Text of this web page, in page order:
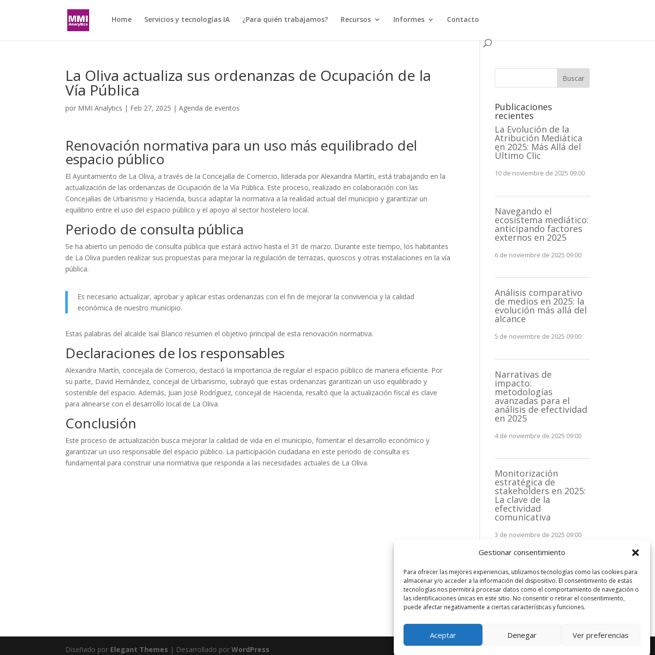
Gestionar consentimiento
Para ofrecer las mejores experiencias, utilizamos tecnologías como las cookies para
almacenar y/o acceder a la información del dispositivo. El consentimiento de estas
tecnologías nos permitirá procesar datos como el comportamiento de navegación o
las identificaciones únicas en este sitio. No consentir o retirar el consentimiento,
puede afectar negativamente a ciertas características y funciones.
Aceptar Denegar Ver preferencias
Home Servicios y tecnologías IA ¿Para quién trabajamos? Recursos Informes Contacto
La Oliva actualiza sus ordenanzas de Ocupación de la
Vía Pública
por MMI Analytics | Feb 27, 2025 |Agenda de eventos
Renovación normativa para un uso más equilibrado del
espacio público
El Ayuntamiento de La Oliva, a través de la Concejalía de Comercio, liderada por Alexandra Martín, está trabajando en la
actualización de las ordenanzas de Ocupación de la Vía Pública. Este proceso, realizado en colaboración con las
Concejalías de Urbanismo y Hacienda, busca adaptar la normativa a la realidad actual del municipio y garantizar un
equilibrio entre el uso del espacio público y el apoyo al sector hostelero local.
Periodo de consulta pública
Se ha abierto un periodo de consulta pública que estará activo hasta el 31 de marzo. Durante este tiempo, los habitantes
de La Oliva pueden realizar sus propuestas para mejorar la regulación de terrazas, quioscos y otras instalaciones en la vía
pública.
Es necesario actualizar, aprobar y aplicar estas ordenanzas con el fin de mejorar la convivencia y la calidad
económica de nuestro municipio.
Estas palabras del alcalde Isaí Blanco resumen el objetivo principal de esta renovación normativa.
Declaraciones de los responsables
Alexandra Martín, concejala de Comercio, destacó la importancia de regular el espacio público de manera eficiente. Por
su parte, David Hernández, concejal de Urbanismo, subrayó que estas ordenanzas garantizan un uso equilibrado y
sostenible del espacio. Además, Juan José Rodríguez, concejal de Hacienda, resaltó que la actualización fiscal es clave
para alinearse con el desarrollo local de La Oliva.
Conclusión
Este proceso de actualización busca mejorar la calidad de vida en el municipio, fomentar el desarrollo económico y
garantizar un uso responsable del espacio público. La participación ciudadana en este periodo de consulta es
fundamental para construir una normativa que responda a las necesidades actuales de La Oliva.
Buscar
Publicaciones
recientes
La Evolución de la
Atribución Mediática
en 2025: Más Allá del
Último Clic
10 de noviembre de 2025 09:00
Navegando el
ecosistema mediático:
anticipando factores
externos en 2025
6 de noviembre de 2025 09:00
Análisis comparativo
de medios en 2025: la
evolución más allá del
alcance
5 de noviembre de 2025 09:00
Narrativas de
impacto:
metodologías
avanzadas para el
análisis de efectividad
en 2025
4 de noviembre de 2025 09:00
Monitorización
estratégica de
stakeholders en 2025:
La clave de la
efectividad
comunicativa
3 de noviembre de 2025 09:00
Comentarios
recientes
No hay comentarios que
mostrar.
Diseñado por Elegant Themes | Desarrollado porWordPress